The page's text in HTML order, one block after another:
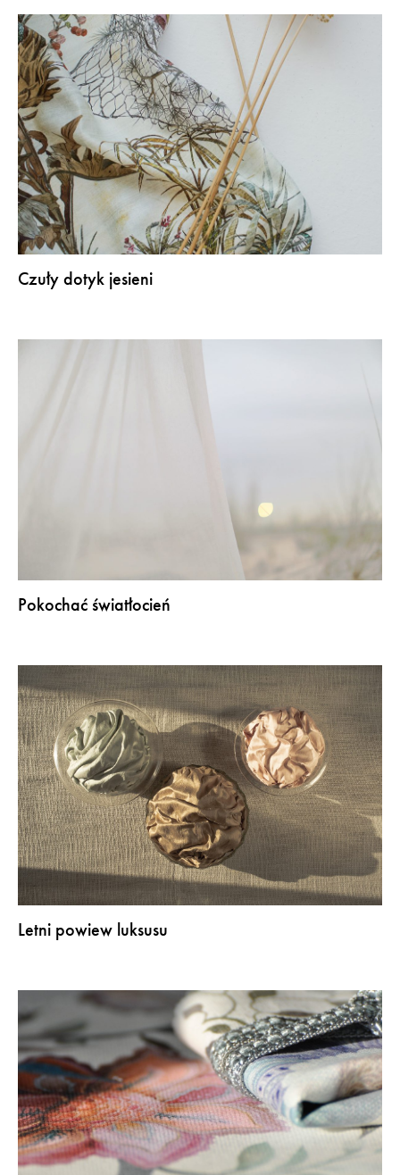
Czuły dotyk jesieni
Pokochać światłocień
Letni powiew luksusu